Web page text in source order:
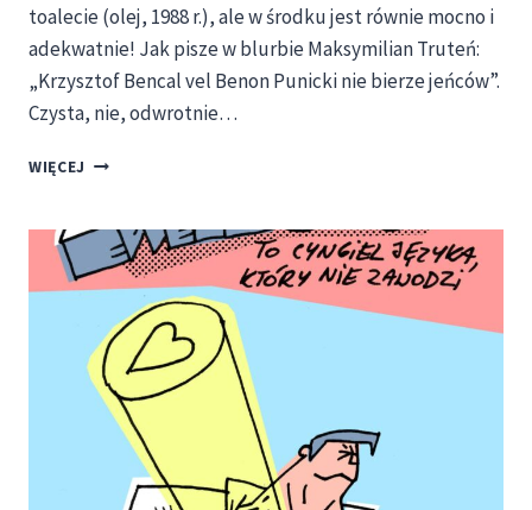
toalecie (olej, 1988 r.), ale w środku jest równie mocno i
adekwatnie! Jak pisze w blurbie Maksymilian Truteń:
„Krzysztof Bencal vel Benon Punicki nie bierze jeńców”.
Czysta, nie, odwrotnie…
WIĘCEJ UKAZAŁA
KSIĄŻKA
KRZYSZTOFA
BENCALA
„DEMO(N)”